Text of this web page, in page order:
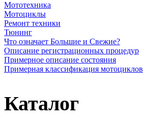
Мототехника
Мотоциклы
Ремонт техники
Тюнинг
Что означает Большие и Свежие?
Описание регистрационных процедур
Примерное описание состояния
Примерная классификация мотоциклов
Каталог